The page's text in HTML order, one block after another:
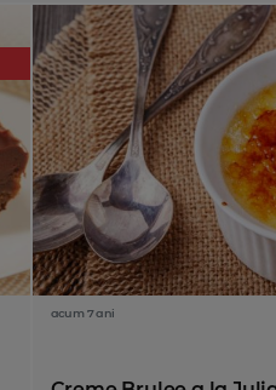
acum 7 ani